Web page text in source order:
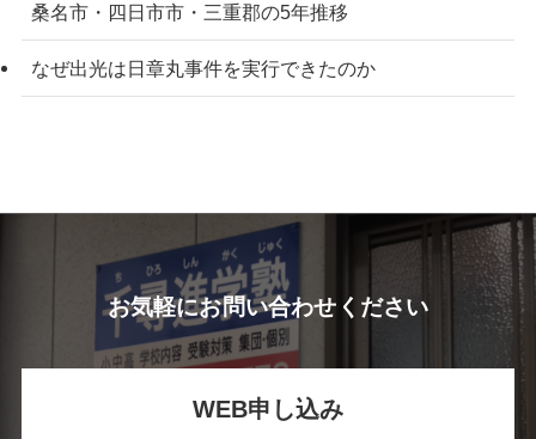
桑名市・四日市市・三重郡の5年推移
なぜ出光は日章丸事件を実行できたのか
お気軽にお問い合わせください
WEB申し込み